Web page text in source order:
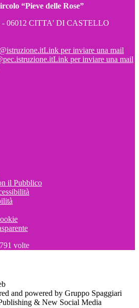
“Pieve delle Rose”
- 06012 CITTA' DI CASTELLO
Link per inviare una mail
Link per inviare una mail
il Pubblico
791 volte
and powered by Gruppo Spaggiari
& New Social Media